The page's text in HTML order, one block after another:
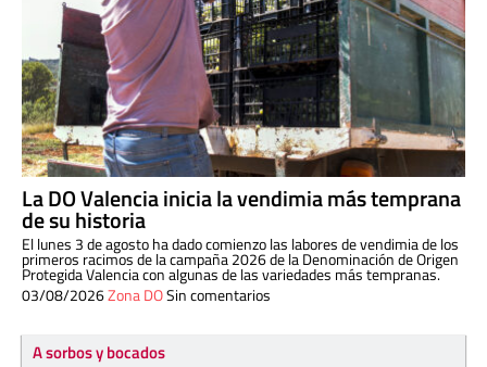
La DO Valencia inicia la vendimia más temprana
de su historia
El lunes 3 de agosto ha dado comienzo las labores de vendimia de los
primeros racimos de la campaña 2026 de la Denominación de Origen
Protegida Valencia con algunas de las variedades más tempranas.
03/08/2026Zona DOSin comentarios
A sorbos y bocados